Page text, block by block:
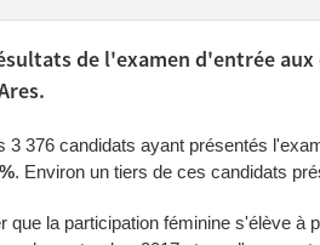
de l'examen d'entrée
3 376 candidats ayant présentés
. Environ un tiers de ces candidats
que la participation féminine s'élève à